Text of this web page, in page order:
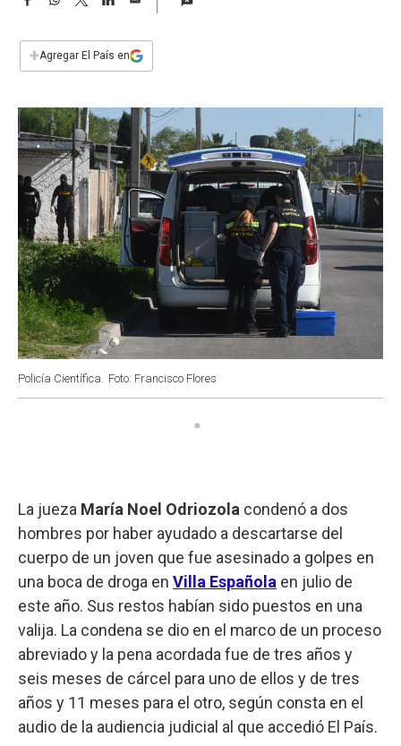
e
b
k
s
p
w
t
n
i
l
+Agregar El País en
Policía Científica. Foto: Francisco Flores
La jueza María Noel Odriozola condenó a dos
hombres por haber ayudado a descartarse del
cuerpo de un joven que fue asesinado a golpes en
una boca de droga en Villa Española en julio de
este año. Sus restos habían sido puestos en una
valija. La condena se dio en el marco de un proceso
abreviado y la pena acordada fue de tres años y
seis meses de cárcel para uno de ellos y de tres
años y 11 meses para el otro, según consta en el
audio de la audiencia judicial al que accedió El País.